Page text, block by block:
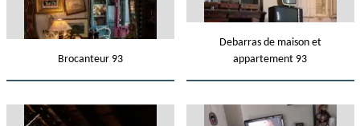
Brocanteur 93
Debarras de maison et
appartement 93